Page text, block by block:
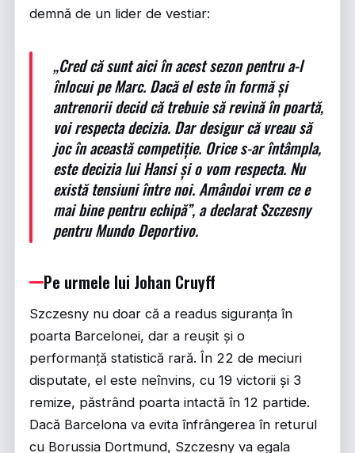
demnă de un lider de vestiar:
„Cred că sunt aici în acest sezon pentru a-l
înlocui pe Marc. Dacă el este în formă și
antrenorii decid că trebuie să revină în poartă,
voi respecta decizia. Dar desigur că vreau să
joc în această competiție. Orice s-ar întâmpla,
este decizia lui Hansi și o vom respecta. Nu
există tensiuni între noi. Amândoi vrem ce e
mai bine pentru echipă”, a declarat Szczesny
pentru Mundo Deportivo.
Pe urmele lui Johan Cruyff
Szczesny nu doar că a readus siguranța în
poarta Barcelonei, dar a reușit și o
performanță statistică rară. În 22 de meciuri
disputate, el este neînvins, cu 19 victorii și 3
remize, păstrând poarta intactă în 12 partide.
Dacă Barcelona va evita înfrângerea în returul
cu Borussia Dortmund, Szczesny va egala